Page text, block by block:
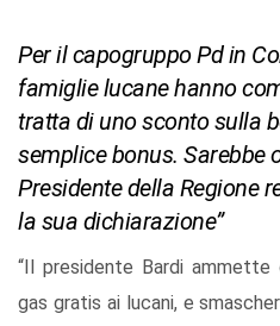
Per il capogruppo Pd in
famiglie lucane hanno
tratta di uno sconto sulla
semplice bonus. Sarebbe
Presidente della Regione
la sua dichiarazione”
“Il presidente Bardi
gas gratis ai lucani, e